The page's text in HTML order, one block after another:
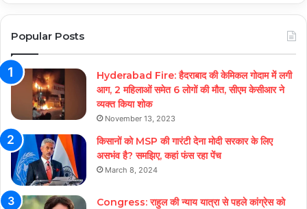
Popular Posts
Hyderabad Fire: हैदराबाद की केमिकल गोदाम में लगी
आग, 2 महिलाओं समेत 6 लोगों की मौत, सीएम केसीआर ने
व्यक्त किया शोक
November 13, 2023
किसानों को MSP की गारंटी देना मोदी सरकार के लिए
असभंव है? समझिए, कहां फंस रहा पेंच
March 8, 2024
Congress: राहुल की न्याय यात्रा से पहले कांग्रेस को